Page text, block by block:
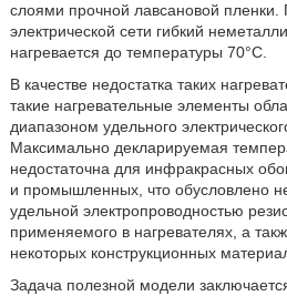
слоями прочной лавсановой
электрической сети гибкий
нагревается до температуры 70°C.
В качестве недостатка таких
такие нагревательные элементы
диапазоном удельного
Максимально декларируемая
недостаточна для инфракрасных
и промышленных, что обусловлено
удельной электропроводностью
применяемого в нагревателях, а
некоторых конструкционных
Задача полезной модели